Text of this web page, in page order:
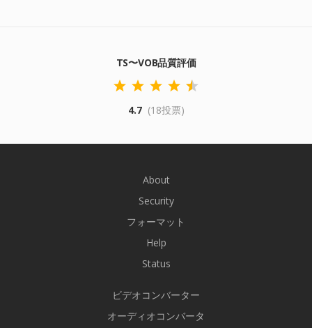
TS〜VOB品質評価
4.7 (18投票)
About
Security
フォーマット
Help
Status
ビデオコンバーター
オーディオコンバータ